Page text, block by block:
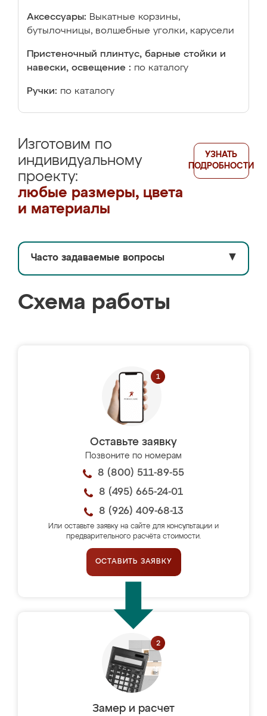
Аксессуары: Выкатные корзины,
бутылочницы, волшебные уголки, карусели
Пристеночный плинтус, барные стойки и
навески, освещение : по каталогу
Ручки: по каталогу
Изготовим по
индивидуальному
проекту:
любые размеры, цвета
и материалы
УЗНАТЬ
ПОДРОБНОСТИ
Часто задаваемые вопросы ▼
Схема работы
Оставьте заявку
Позвоните по номерам
8 (800) 511-89-55
8 (495) 665-24-01
8 (926) 409-68-13
Или оставьте заявку на сайте для консультации и
предварительного расчёта стоимости.
ОСТАВИТЬ ЗАЯВКУ
Замер и расчет